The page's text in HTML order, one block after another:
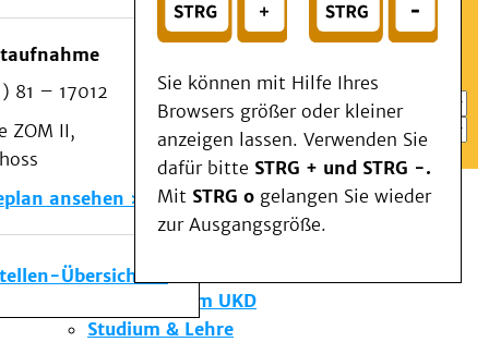
oder
Wählen Sie ein Thema für Ihren Schnelleinstieg
81 – 17012
ZOM II,
ansehen
Übersicht
Sie können mit Hilfe Ihres
Browsers größer oder kleiner
anzeigen lassen. Verwenden Sie
dafür bitte STRG + und STRG -.
Mit STRG o gelangen Sie wieder
zur Ausgangsgröße.
Patienten & Besucher
Kliniken/Institute/Zentren
Als Patient am UKD
Beratung und Unterstützung
Veranstaltungen
Kommunikation im Medizinwesen (KIM)
Notfall
Forschung & Lehre
Die Institute des UKD
Forschung am UKD
Studium & Lehre